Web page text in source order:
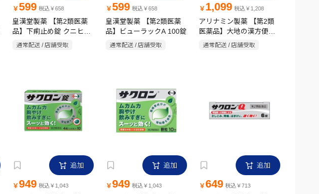
￥599 税込￥658
皇漢堂製薬 【第2類医薬
品】下痢止め錠 クニヒロ
12錠
通常配送 / 店舗受取
￥599 税込￥658
皇漢堂製薬 【第2類医薬
品】ビューラックA 100錠
通常配送 / 店舗受取
￥ 1,099 税込￥1,208
アリナミン製薬 【第2類
医薬品】大地の漢方便秘
薬 65錠
通常配送 / 店舗受取
追加
￥949 税込￥1,043
追加
￥949 税込￥1,043
追加
￥649 税込￥713